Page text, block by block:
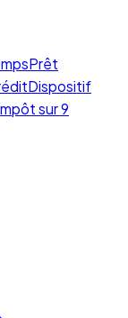
Prêt
Dispositif
sur 9